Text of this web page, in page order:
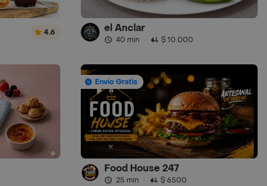
4.6 el Anclar
40 min · $ 10.000
Envío Gratis
Food House 247
25 min · $ 6500